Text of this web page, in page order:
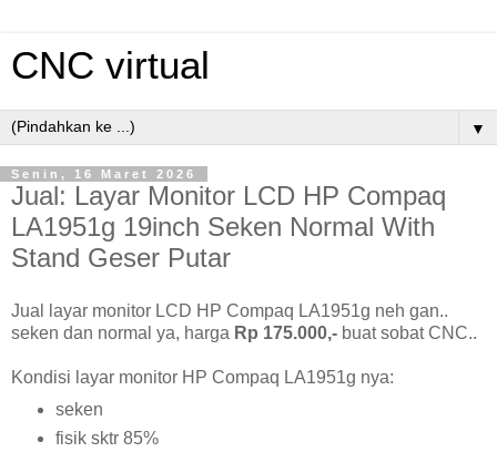
CNC virtual
▼
Senin, 16 Maret 2026
Jual: Layar Monitor LCD HP Compaq
LA1951g 19inch Seken Normal With
Stand Geser Putar
Jual layar monitor LCD HP Compaq LA1951g neh gan..
seken dan normal ya, harga Rp 175.000,- buat sobat CNC..
Kondisi layar monitor HP Compaq LA1951g nya:
seken
fisik sktr 85%